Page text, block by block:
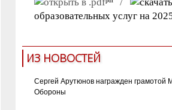
образовательных услуг на
ИЗ НОВОСТЕЙ
Сергей Арутюнов награжден грамотой
Обороны